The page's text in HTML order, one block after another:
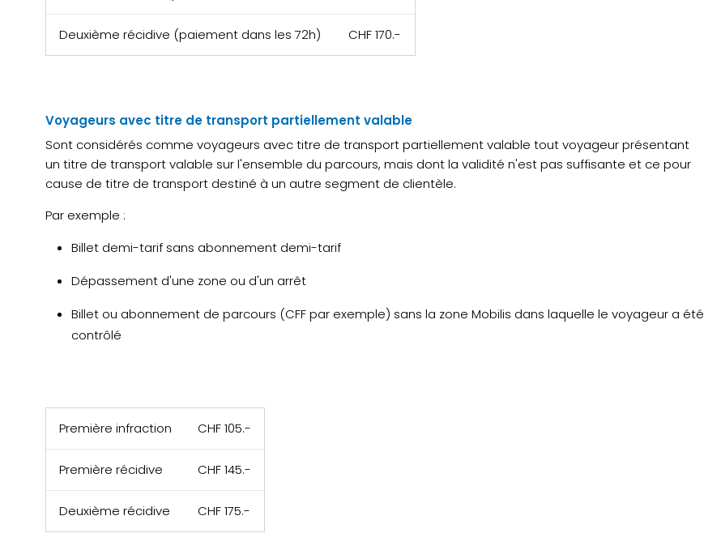
Deuxième récidive (paiement dans les 72h) CHF 170.-
Voyageurs avec titre de transport partiellement valable
Sont considérés comme voyageurs avec titre de transport partiellement valable tout voyageur présentant
un titre de transport valable sur l'ensemble du parcours, mais dont la validité n'est pas suffisante et ce pour
cause de titre de transport destiné à un autre segment de clientèle.
Par exemple :
Billet demi-tarif sans abonnement demi-tarif
Dépassement d'une zone ou d'un arrêt
Billet ou abonnement de parcours (CFF par exemple) sans la zone Mobilis dans laquelle le voyageur a été
contrôlé
Première infraction CHF 105.-
Première récidive CHF 145.-
Deuxième récidive CHF 175.-